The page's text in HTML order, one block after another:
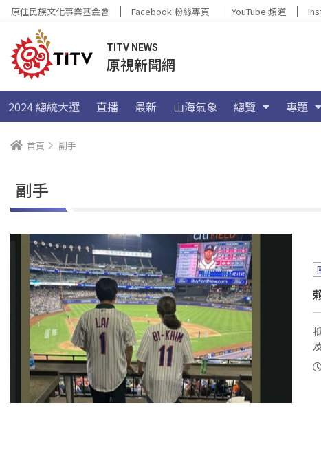
原住民族文化事業基金會 Facebook 粉絲專頁 YouTube 頻道
TITV NEWS
原視新聞網
2024 總統大選 直播 最新 山海氣象 總覽 專題
首頁 副手
副手